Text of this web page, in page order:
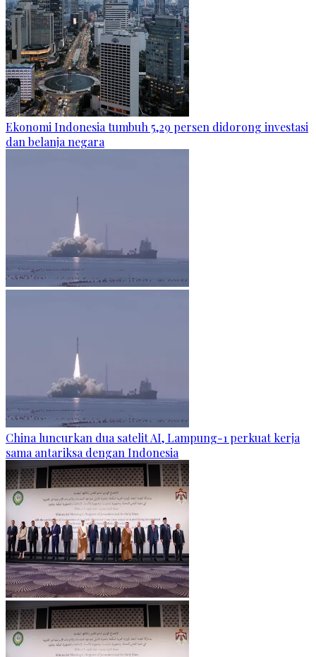
Ekonomi Indonesia tumbuh 5,29 persen didorong investasi
dan belanja negara
China luncurkan dua satelit AI, Lampung-1 perkuat kerja
sama antariksa dengan Indonesia